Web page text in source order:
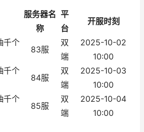
服务器名
称
平
台
开服时刻
千个
83服
双
端
2025-10-02
10:00
千个
84服
双
端
2025-10-03
10:00
千个
85服
双
端
2025-10-04
10:00